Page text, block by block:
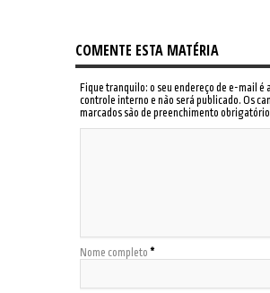
COMENTE ESTA MATÉRIA
Fique tranquilo: o seu endereço de e-mail é
controle interno e não será publicado. Os
marcados são de preenchimento
Nome completo *